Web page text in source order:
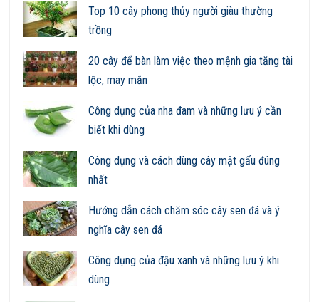
Top 10 cây phong thủy người giàu thường
trồng
20 cây để bàn làm việc theo mệnh gia tăng tài
lộc, may mắn
Công dụng của nha đam và những lưu ý cần
biết khi dùng
Công dụng và cách dùng cây mật gấu đúng
nhất
Hướng dẫn cách chăm sóc cây sen đá và ý
nghĩa cây sen đá
Công dụng của đậu xanh và những lưu ý khi
dùng